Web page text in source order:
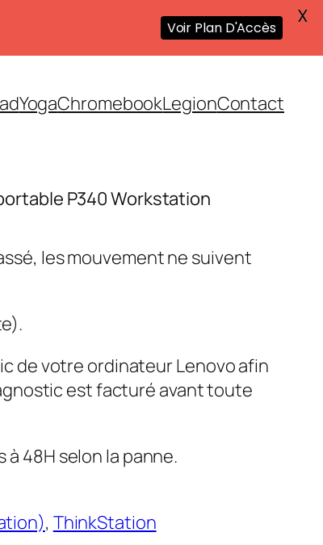
YogaChromebookLegionContact
P340 Workstation
les mouvement ne suivent
de votre ordinateur Lenovo afin
est facturé avant toute
48H selon la panne.
, ThinkStation
Voir Plan D'Accès X